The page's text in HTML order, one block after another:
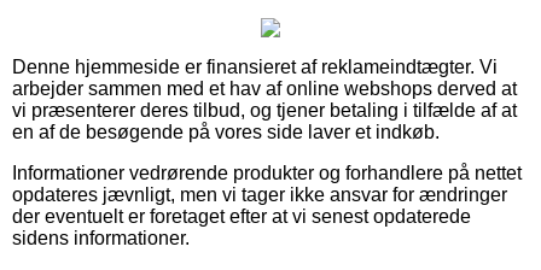
Denne hjemmeside er finansieret af reklameindtægter. Vi
arbejder sammen med et hav af online webshops derved at
vi præsenterer deres tilbud, og tjener betaling i tilfælde af at
en af de besøgende på vores side laver et indkøb.
Informationer vedrørende produkter og forhandlere på nettet
opdateres jævnligt, men vi tager ikke ansvar for ændringer
der eventuelt er foretaget efter at vi senest opdaterede
sidens informationer.